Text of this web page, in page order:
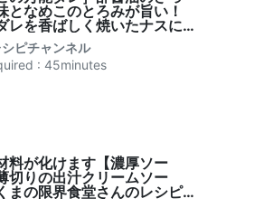
となめこのとろみが旨い！
レを香ばしく焼いたナスに
かけた夏にぴったりの冷副
のきのこ酢醤油ダレ】｜き
ピチャンネルのレシピ書き
ピチャンネル
: 45minutes
料が化けます【濃厚ソー
切りの出汁クリームソー
まの限界食堂さんのレシピ